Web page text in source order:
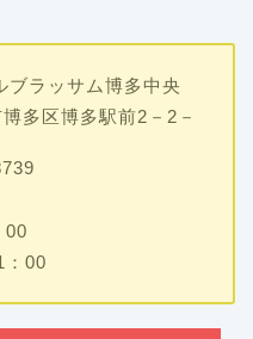
ブラッサム博多中央
多区博多駅前2－2－
00
：00